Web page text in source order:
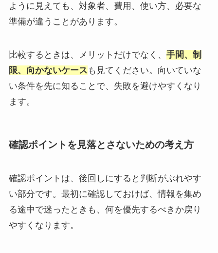
ように見えても、対象者、費用、使い方、必要な
準備が違うことがあります。
比較するときは、メリットだけでなく、 手間、制
限、向かないケース も見てください。向いていな
い条件を先に知ることで、失敗を避けやすくなり
ます。
確認ポイントを見落とさないための考え方
確認ポイントは、後回しにすると判断がぶれやす
い部分です。最初に確認しておけば、情報を集め
る途中で迷ったときも、何を優先するべきか戻り
やすくなります。